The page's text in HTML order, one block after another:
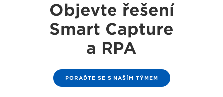
Objevte řešení
Smart Capture
a RPA
PORAĎTE SE S NAŠÍM TÝMEM